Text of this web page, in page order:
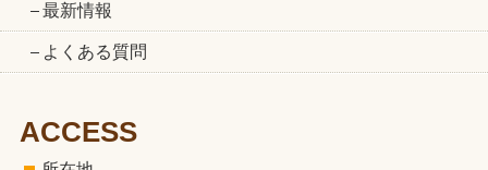
最新情報
よくある質問
ACCESS